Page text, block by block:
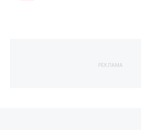
РЕКЛАМА